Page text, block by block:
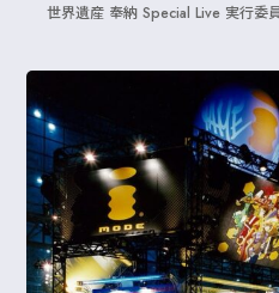
世界遺産 奉納 Special Live 実⾏委